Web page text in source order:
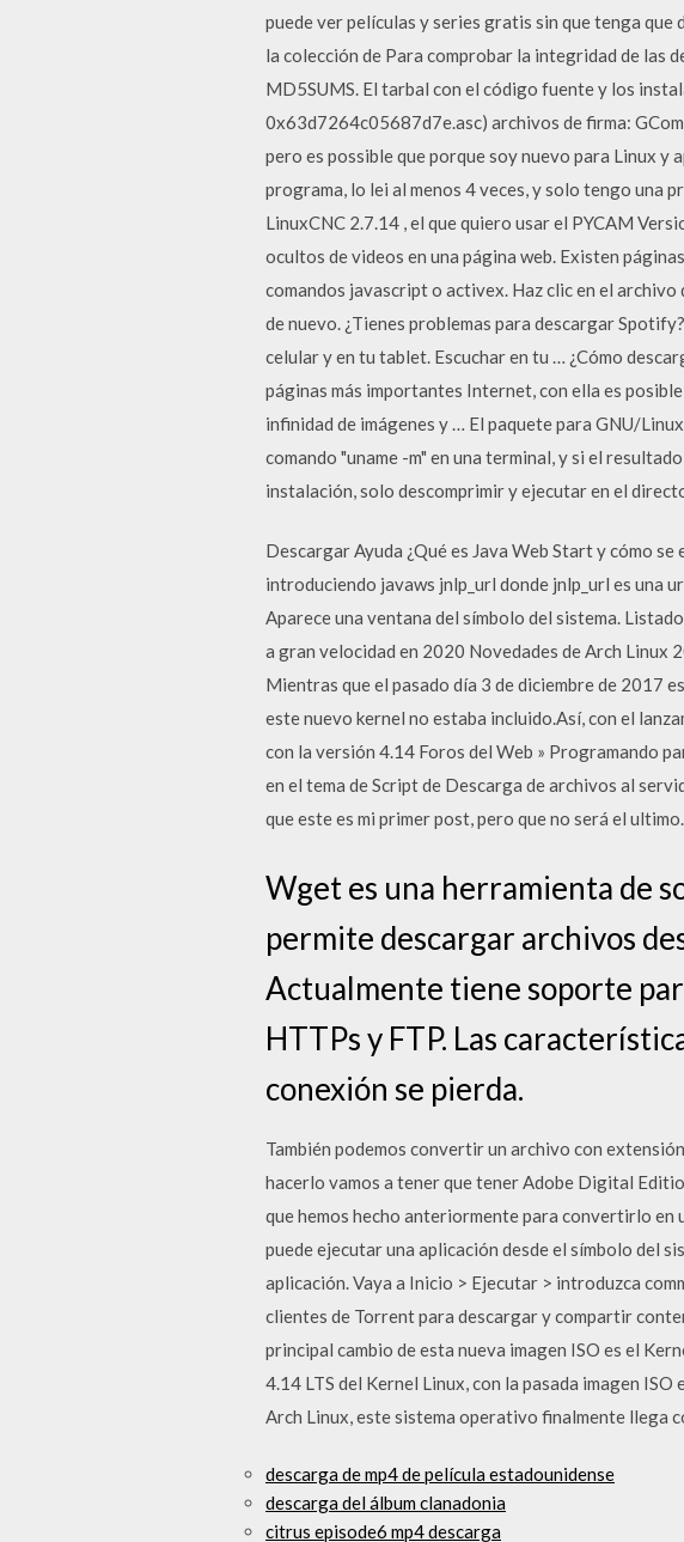
puede ver películas y series gratis sin que tenga
la colección de Para comprobar la integridad de las
MD5SUMS. El tarbal con el código fuente y los
0x63d7264c05687d7e.asc) archivos de firma:
pero es possible que porque soy nuevo para Linux
programa, lo lei al menos 4 veces, y solo tengo una
LinuxCNC 2.7.14 , el que quiero usar el PYCAM
ocultos de videos en una página web. Existen
comandos javascript o activex. Haz clic en el
de nuevo. ¿Tienes problemas para descargar
celular y en tu tablet. Escuchar en tu … ¿Cómo
páginas más importantes Internet, con ella es
infinidad de imágenes y … El paquete para GNU/
comando "uname -m" en una terminal, y si el
instalación, solo descomprimir y ejecutar en el
Descargar Ayuda ¿Qué es Java Web Start y cómo
introduciendo javaws jnlp_url donde jnlp_url es una
Aparece una ventana del símbolo del sistema.
a gran velocidad en 2020 Novedades de Arch Linux
Mientras que el pasado día 3 de diciembre de 2017
este nuevo kernel no estaba incluido.Así, con el
con la versión 4.14 Foros del Web » Programando
en el tema de Script de Descarga de archivos al
que este es mi primer post, pero que no será el ultimo.
Wget es una herramienta de
permite descargar archivos
Actualmente tiene soporte
HTTPs y FTP. Las
conexión se pierda.
También podemos convertir un archivo con
hacerlo vamos a tener que tener Adobe Digital
que hemos hecho anteriormente para convertirlo en
puede ejecutar una aplicación desde el símbolo del
aplicación. Vaya a Inicio > Ejecutar > introduzca
clientes de Torrent para descargar y compartir
principal cambio de esta nueva imagen ISO es el
4.14 LTS del Kernel Linux, con la pasada imagen
Arch Linux, este sistema operativo finalmente llega
descarga de mp4 de película estadounidense
descarga del álbum clanadonia
citrus episode6 mp4 descarga